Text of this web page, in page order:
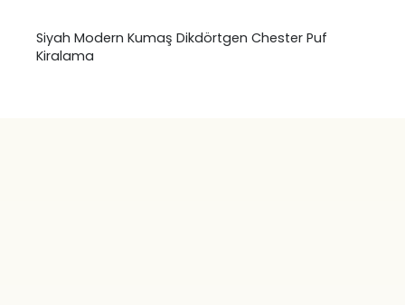
Siyah Modern Kumaş Dikdörtgen Chester Puf
Kiralama